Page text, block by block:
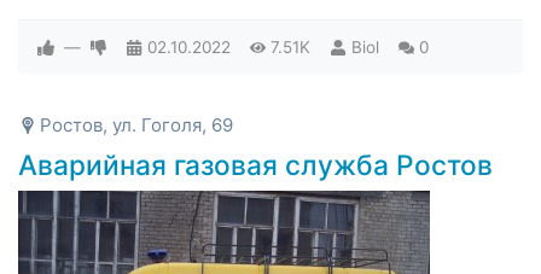
— 02.10.2022 7.51K Biol 0
Ростов, ул. Гоголя, 69
Аварийная газовая служба Ростов